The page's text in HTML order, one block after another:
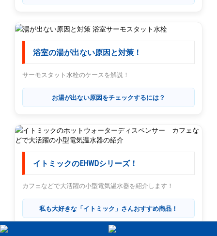
浴室の湯が出ない原因と対策！
サーモスタット水栓のケースを解説！
お湯が出ない原因をチェックするには？
イトミックのEHWDシリーズ！
カフェなどで大活躍の小型電気温水器を紹介します！
私も大好きな「イトミック」さんおすすめ商品！